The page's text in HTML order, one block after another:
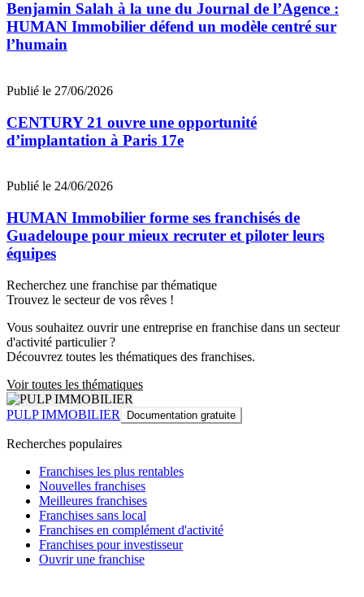
Benjamin Salah à la une du Journal de l’Agence :
HUMAN Immobilier défend un modèle centré sur
l’humain
Publié le 27/06/2026
CENTURY 21 ouvre une opportunité
d’implantation à Paris 17e
Publié le 24/06/2026
HUMAN Immobilier forme ses franchisés de
Guadeloupe pour mieux recruter et piloter leurs
équipes
Recherchez une franchise par thématique
Trouvez le secteur de vos rêves !
Vous souhaitez ouvrir une entreprise en franchise dans un secteur
d'activité particulier ?
Découvrez toutes les thématiques des franchises.
Voir toutes les thématiques
PULP IMMOBILIER Documentation gratuite
Recherches populaires
Franchises les plus rentables
Nouvelles franchises
Meilleures franchises
Franchises sans local
Franchises en complément d'activité
Franchises pour investisseur
Ouvrir une franchise